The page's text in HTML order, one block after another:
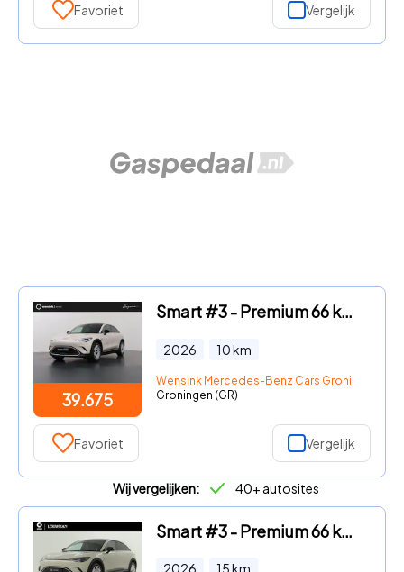
Favoriet Vergelijk
39.675
Smart #3 - Premium 66 kWh | 360 Camera | Warmtepomp | panoramadak | Cyb
2026 10km
Wensink Mercedes-Benz Cars Groningen
Groningen (GR)
Favoriet Vergelijk
Wij vergelijken: 40+ autosites
Smart #3 - Premium 66 kWh | Beats audiosysteem | Warmtepomp | Head-up d